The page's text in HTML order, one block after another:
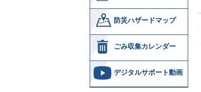
防災ハザードマップ
ごみ収集カレンダー
デジタルサポート動画